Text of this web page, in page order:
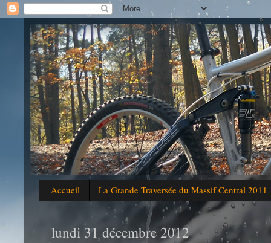
Accueil La Grande Traversée du Massif Central 2011
lundi 31 décembre 2012